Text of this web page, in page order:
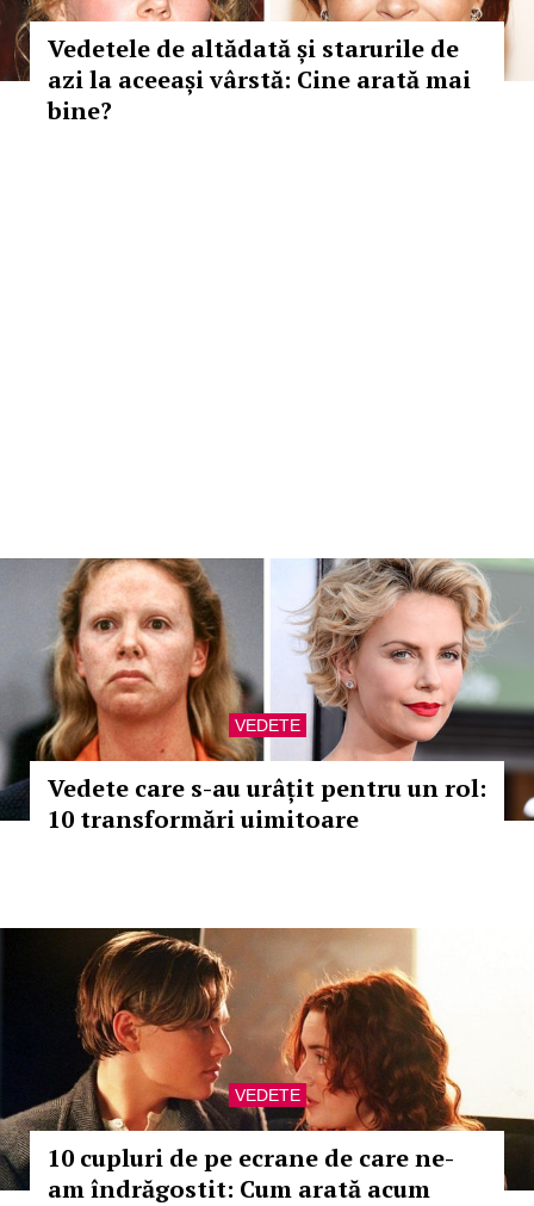
Vedetele de altădată și starurile de
azi la aceeași vârstă: Cine arată mai
bine?
VEDETE
Vedete care s-au urâțit pentru un rol:
10 transformări uimitoare
VEDETE
10 cupluri de pe ecrane de care ne-
am îndrăgostit: Cum arată acum